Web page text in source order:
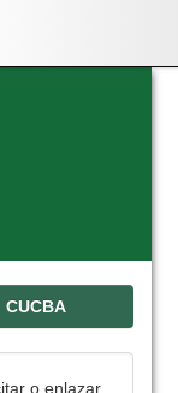
CUCBA
o enlazar